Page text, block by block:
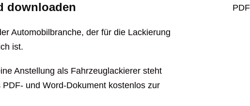
downloaden
Automobilbranche, der für die Lackierung
ist.
Anstellung als Fahrzeuglackierer steht
und Word-Dokument kostenlos zur